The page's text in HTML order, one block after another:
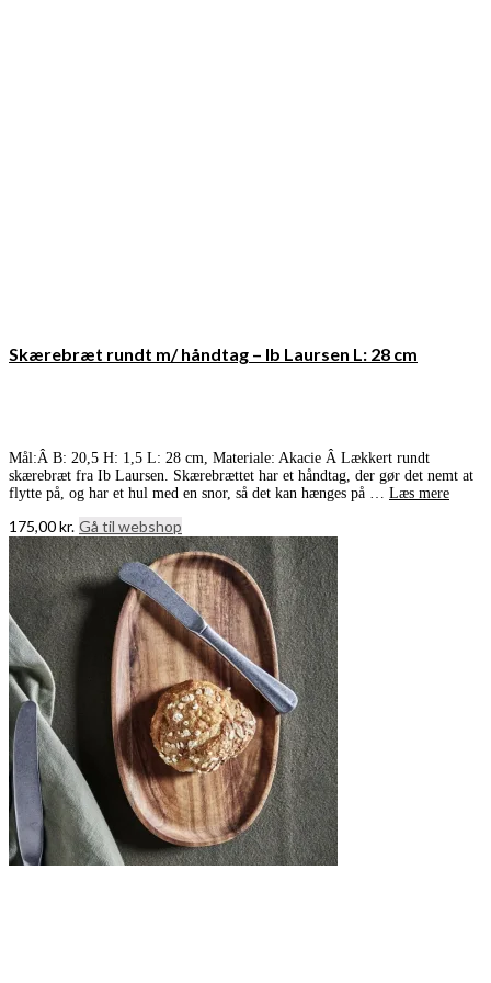
Skærebræt rundt m/ håndtag – Ib Laursen L: 28 cm
Mål:Â B: 20,5 H: 1,5 L: 28 cm, Materiale: Akacie Â Lækkert rundt
skærebræt fra Ib Laursen. Skærebrættet har et håndtag, der gør det nemt at
flytte på, og har et hul med en snor, så det kan hænges på … Læs mere
175,00kr. Gå til webshop